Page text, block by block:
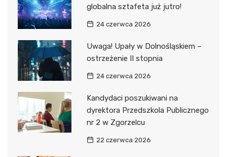
globalna sztafeta już jutro!
24 czerwca 2026
Uwaga! Upały w Dolnośląskiem –
ostrzeżenie II stopnia
24 czerwca 2026
Kandydaci poszukiwani na
dyrektora Przedszkola Publicznego
nr 2 w Zgorzelcu
22 czerwca 2026